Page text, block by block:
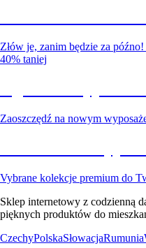
Złów je, zanim będzie za
40% taniej
Zaoszczędź na nowym
Vybrane kolekcje premium do
Sklep internetowy z codzienną
pięknych produktów do
CzechyPolskaSłowacjaRumunia